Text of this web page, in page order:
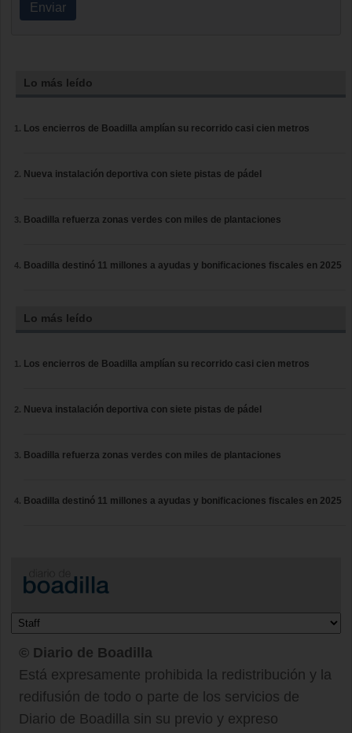
Enviar
Lo más leído
Los encierros de Boadilla amplían su recorrido casi cien metros
Nueva instalación deportiva con siete pistas de pádel
Boadilla refuerza zonas verdes con miles de plantaciones
Boadilla destinó 11 millones a ayudas y bonificaciones fiscales en 2025
Lo más leído
Los encierros de Boadilla amplían su recorrido casi cien metros
Nueva instalación deportiva con siete pistas de pádel
Boadilla refuerza zonas verdes con miles de plantaciones
Boadilla destinó 11 millones a ayudas y bonificaciones fiscales en 2025
© Diario de Boadilla
Está expresamente prohibida la redistribución y la
redifusión de todo o parte de los servicios de
Diario de Boadilla sin su previo y expreso